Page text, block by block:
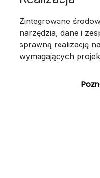
Zintegrowane
narzędzia, dane i
sprawną realizację
wymagających